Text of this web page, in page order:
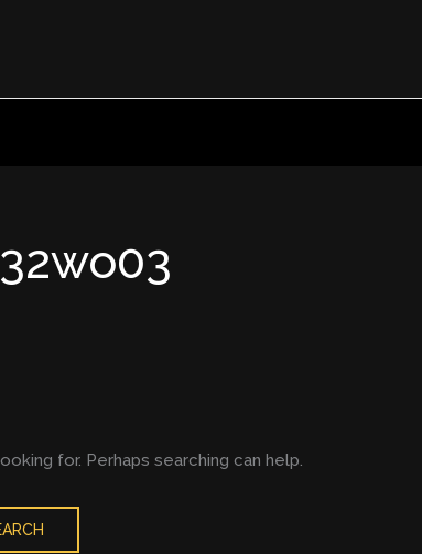
for. Perhaps searching can help.